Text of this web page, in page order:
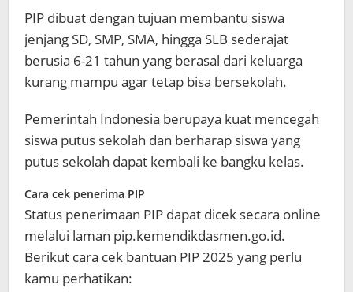
PIP dibuat dengan tujuan membantu siswa
jenjang SD, SMP, SMA, hingga SLB sederajat
berusia 6-21 tahun yang berasal dari keluarga
kurang mampu agar tetap bisa bersekolah.
Pemerintah Indonesia berupaya kuat mencegah
siswa putus sekolah dan berharap siswa yang
putus sekolah dapat kembali ke bangku kelas.
Cara cek penerima PIP
Status penerimaan PIP dapat dicek secara online
melalui laman pip.kemendikdasmen.go.id.
Berikut cara cek bantuan PIP 2025 yang perlu
kamu perhatikan: